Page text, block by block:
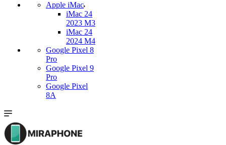
Apple iMac
iMac 24
2023 M3
iMac 24
2024 M4
Google Pixel 8
Pro
Google Pixel 9
Pro
Google Pixel
8A